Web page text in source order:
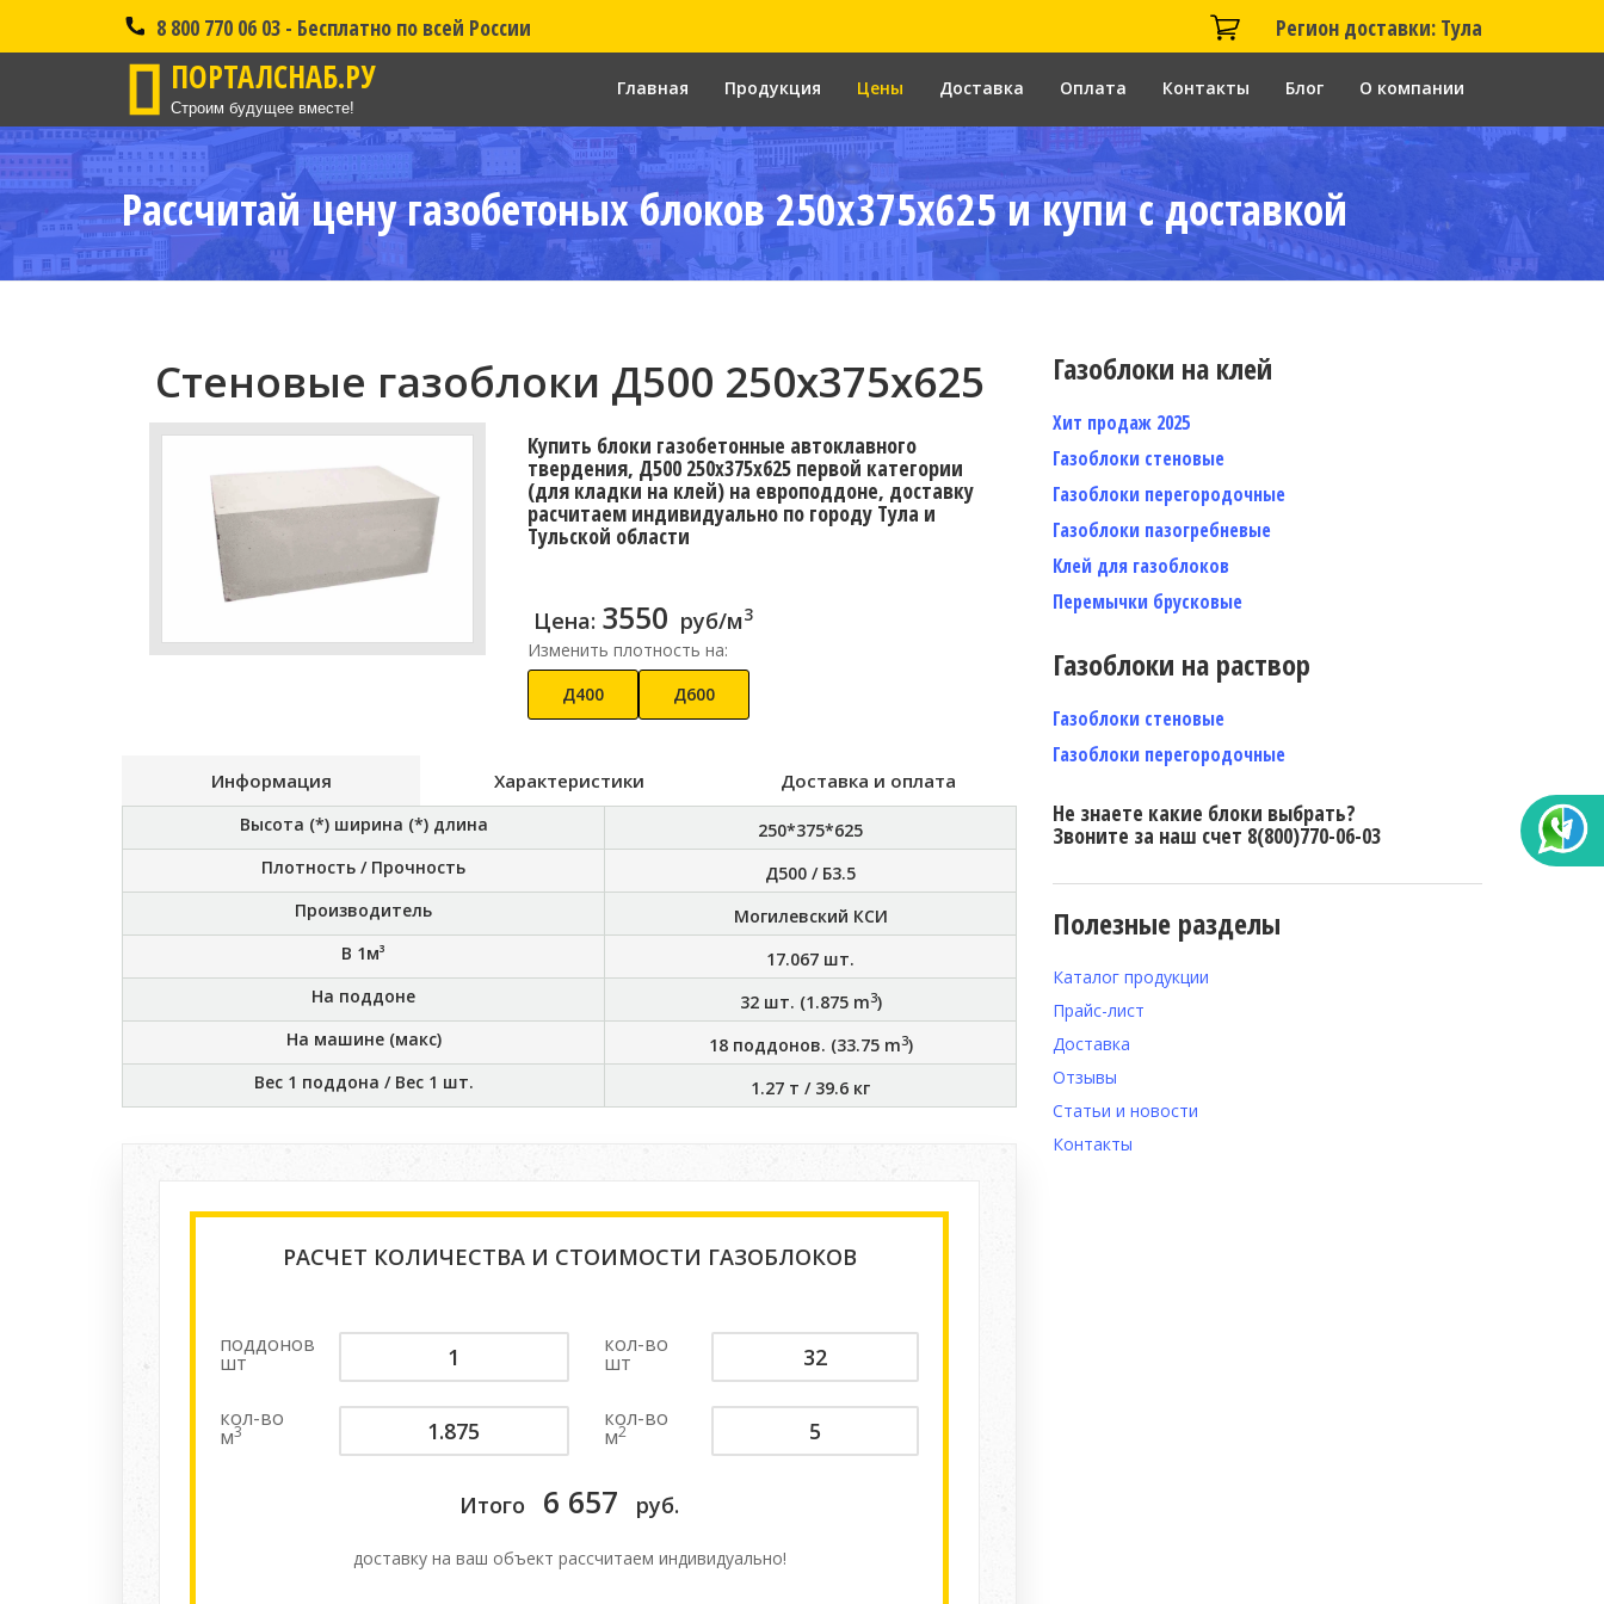
8 800 770 06 03 - Бесплатно по всей России Регион доставки: Тула
ПОРТАЛСНАБ.РУ
Строим будущее вместе!
Главная Продукция Цены Доставка Оплата Контакты Блог О компании
Рассчитай цену газобетоных блоков 250x375x625 и купи с доставкой
Стеновые газоблоки Д500 250x375x625
Купить блоки газобетонные автоклавного
твердения, Д500 250x375x625 первой категории
(для кладки на клей) на европоддоне, доставку
расчитаем индивидуально по городу Тула и
Тульской области
Цена: 3550 руб/м3
Изменить плотность на:
Д400
Д600
Информация Характеристики Доставка и оплата
Высота (*) ширина (*) длина
250*375*625
Плотность / Прочность
Д500 / Б3.5
Производитель
Могилевский КСИ
В 1м³
17.067 шт.
На поддоне
32шт. (1.875m3)
На машине (макс)
18поддонов. (33.75m3)
Вес 1 поддона / Вес 1 шт.
1.27 т / 39.6 кг
РАСЧЕТ КОЛИЧЕСТВА И СТОИМОСТИ ГАЗОБЛОКОВ
поддонов
шт
кол-во
шт
кол-во
м3
кол-во
м2
Итого 6 657 руб.
доставку на ваш объект расcчитаем индивидуально!
Газоблоки на клей
Хит продаж 2025
Газоблоки стеновые
Газоблоки перегородочные
Газоблоки пазогребневые
Клей для газоблоков
Перемычки брусковые
Газоблоки на раствор
Газоблоки стеновые
Газоблоки перегородочные
Не знаете какие блоки выбрать?
Звоните за наш счет 8(800)770-06-03
Полезные разделы
Каталог продукции
Прайс-лист
Доставка
Отзывы
Статьи и новости
Контакты